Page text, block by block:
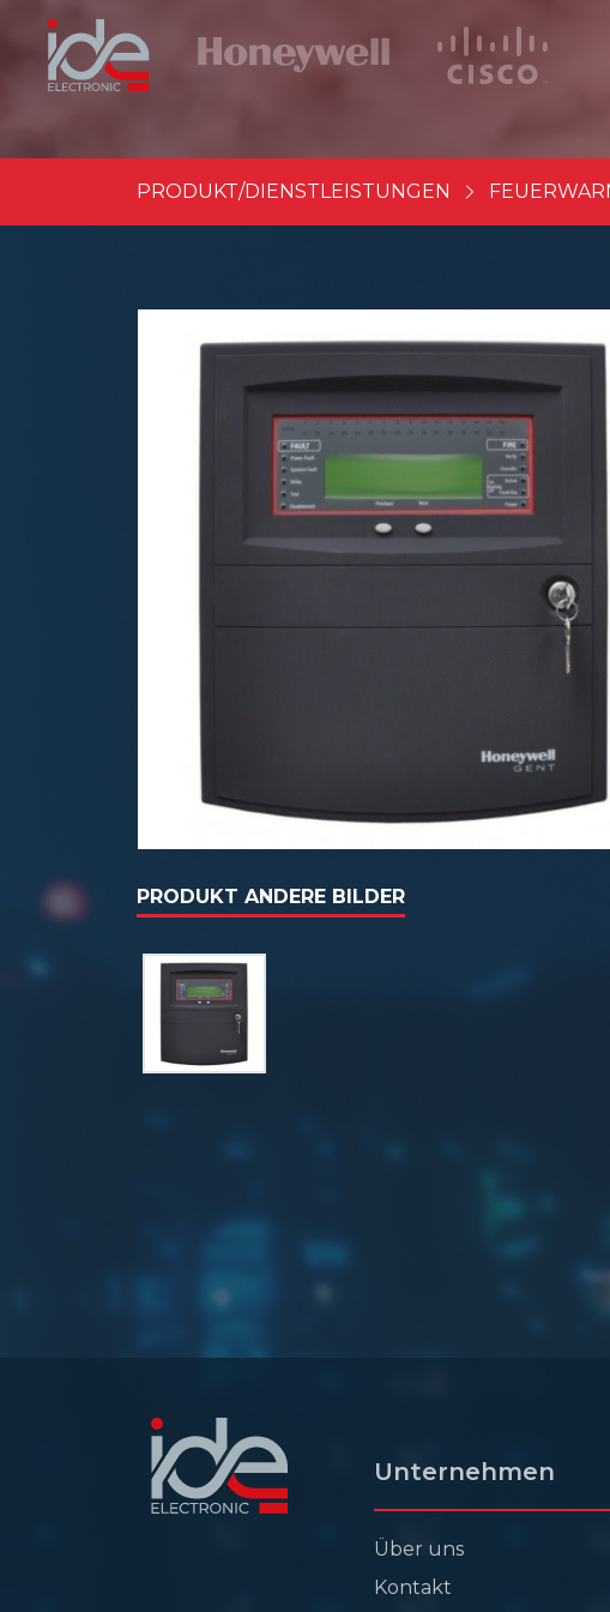
PRODUKT/DIENSTLEISTUNGEN
PRODUKT ANDERE BILDER
Unternehmen
Über uns
Kontakt